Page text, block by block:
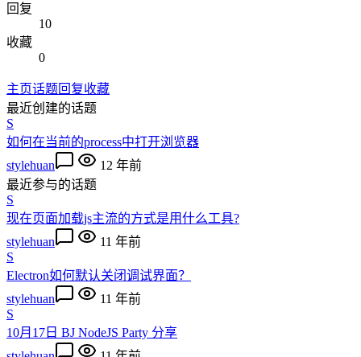
回复
10
收藏
0
主页话题回复收藏
最近创建的话题
S
如何在当前的process中打开浏览器
stylehuan
12 年前
最近参与的话题
S
现在页面加载js主流的方式是用什么工具?
stylehuan
11 年前
S
Electron如何默认关闭调试界面？
stylehuan
11 年前
S
10月17日 BJ NodeJS Party 分享